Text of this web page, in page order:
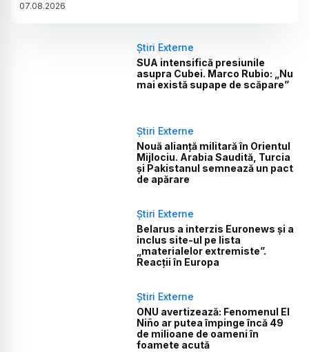
07.08.2026
Știri Externe
SUA intensifică presiunile
asupra Cubei. Marco Rubio: „Nu
mai există supape de scăpare”
Știri Externe
Nouă alianță militară în Orientul
Mijlociu. Arabia Saudită, Turcia
și Pakistanul semnează un pact
de apărare
Știri Externe
Belarus a interzis Euronews și a
inclus site-ul pe lista
„materialelor extremiste”.
Reacții în Europa
Știri Externe
ONU avertizează: Fenomenul El
Niño ar putea împinge încă 49
de milioane de oameni în
foamete acută